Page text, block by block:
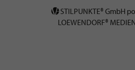
STILPUNKTE® GmbH
LOEWENDORF®